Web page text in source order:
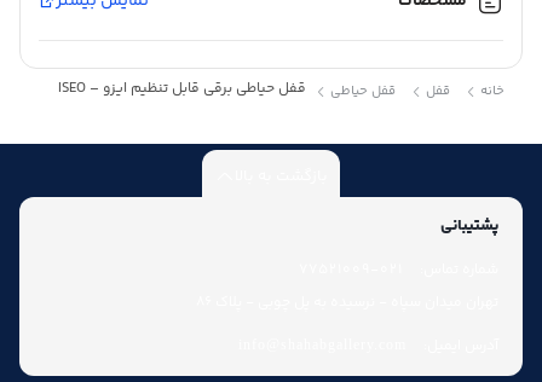
خانه قفل قفل حیاطی قفل حیاطی برقی قابل تنظیم ایزو – ISEO
پشتیبانی